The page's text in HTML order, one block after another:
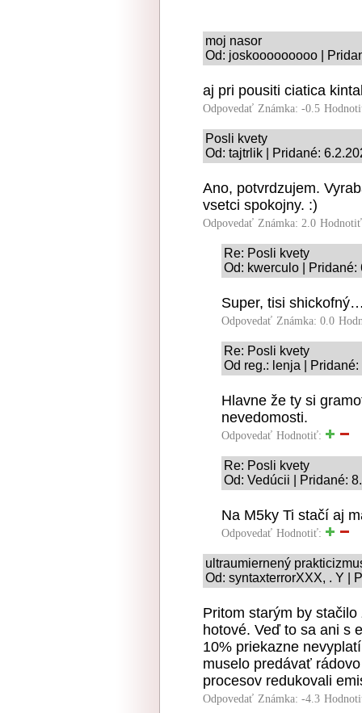
moj nasor
Od: joskooooooooo |
aj pri pousiti ciatica
Odpovedať Známka: -0.5
Posli kvety
Od: tajtrlik | Pridané:
Ano, potvrdzujem.
vsetci spokojny. :)
Odpovedať Známka: 2.0
Re: Posli kvety
Od: kwerculo | Pridané:
Super, tisi
Odpovedať Známka: 0.0
Re: Posli kvety
Od reg.: lenja |
Hlavne že ty si
nevedomosti.
Odpovedať Hodnotiť:
Re: Posli kvety
Od: Vedúcii | Pridané:
Na M5ky Ti stačí aj
Odpovedať Hodnotiť:
ultraumiernený
Od: syntaxterrorXXX, . Y |
Pritom starým by
hotové. Veď to sa ani s
10% priekazne
muselo predávať
procesov redukovali
Odpovedať Známka: -4.3